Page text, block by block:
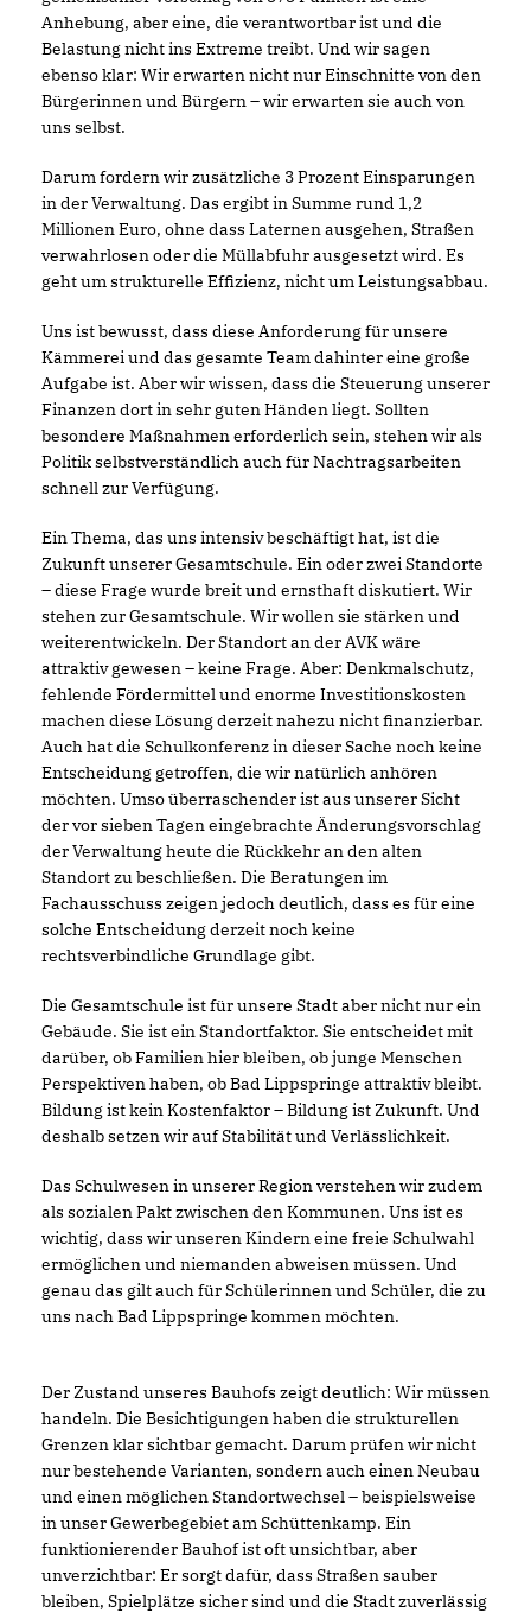
Anhebung, aber eine, die verantwortbar ist und die
Belastung nicht ins Extreme treibt. Und wir sagen
ebenso klar: Wir erwarten nicht nur Einschnitte von den
Bürgerinnen und Bürgern – wir erwarten sie auch von
uns selbst.
Darum fordern wir zusätzliche 3 Prozent Einsparungen
in der Verwaltung. Das ergibt in Summe rund 1,2
Millionen Euro, ohne dass Laternen ausgehen, Straßen
verwahrlosen oder die Müllabfuhr ausgesetzt wird. Es
geht um strukturelle Effizienz, nicht um Leistungsabbau.
Uns ist bewusst, dass diese Anforderung für unsere
Kämmerei und das gesamte Team dahinter eine große
Aufgabe ist. Aber wir wissen, dass die Steuerung unserer
Finanzen dort in sehr guten Händen liegt. Sollten
besondere Maßnahmen erforderlich sein, stehen wir als
Politik selbstverständlich auch für Nachtragsarbeiten
schnell zur Verfügung.
Ein Thema, das uns intensiv beschäftigt hat, ist die
Zukunft unserer Gesamtschule. Ein oder zwei Standorte
– diese Frage wurde breit und ernsthaft diskutiert. Wir
stehen zur Gesamtschule. Wir wollen sie stärken und
weiterentwickeln. Der Standort an der AVK wäre
attraktiv gewesen – keine Frage. Aber: Denkmalschutz,
fehlende Fördermittel und enorme Investitionskosten
machen diese Lösung derzeit nahezu nicht finanzierbar.
Auch hat die Schulkonferenz in dieser Sache noch keine
Entscheidung getroffen, die wir natürlich anhören
möchten. Umso überraschender ist aus unserer Sicht
der vor sieben Tagen eingebrachte Änderungsvorschlag
der Verwaltung heute die Rückkehr an den alten
Standort zu beschließen. Die Beratungen im
Fachausschuss zeigen jedoch deutlich, dass es für eine
solche Entscheidung derzeit noch keine
rechtsverbindliche Grundlage gibt.
Die Gesamtschule ist für unsere Stadt aber nicht nur ein
Gebäude. Sie ist ein Standortfaktor. Sie entscheidet mit
darüber, ob Familien hier bleiben, ob junge Menschen
Perspektiven haben, ob Bad Lippspringe attraktiv bleibt.
Bildung ist kein Kostenfaktor – Bildung ist Zukunft. Und
deshalb setzen wir auf Stabilität und Verlässlichkeit.
Das Schulwesen in unserer Region verstehen wir zudem
als sozialen Pakt zwischen den Kommunen. Uns ist es
wichtig, dass wir unseren Kindern eine freie Schulwahl
ermöglichen und niemanden abweisen müssen. Und
genau das gilt auch für Schülerinnen und Schüler, die zu
uns nach Bad Lippspringe kommen möchten.
Der Zustand unseres Bauhofs zeigt deutlich: Wir müssen
handeln. Die Besichtigungen haben die strukturellen
Grenzen klar sichtbar gemacht. Darum prüfen wir nicht
nur bestehende Varianten, sondern auch einen Neubau
und einen möglichen Standortwechsel – beispielsweise
in unser Gewerbegebiet am Schüttenkamp. Ein
funktionierender Bauhof ist oft unsichtbar, aber
unverzichtbar: Er sorgt dafür, dass Straßen sauber
bleiben, Spielplätze sicher sind und die Stadt zuverlässig